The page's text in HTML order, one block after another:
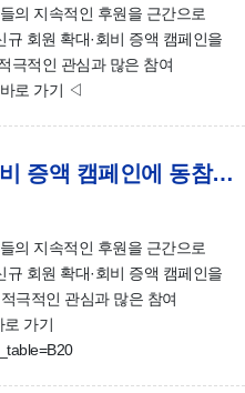
의 지속적인 후원을 근간으로
회원 확대·회비 증액 캠페인을
극적인 관심과 많은 참여
로 가기 ◁
[회원] 1+1 회원 확대 · 회비 증액 캠페인에 동참해주세요
의 지속적인 후원을 근간으로
회원 확대·회비 증액 캠페인을
극적인 관심과 많은 참여
로 가기